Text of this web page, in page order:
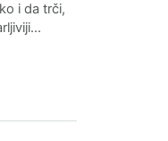
i da trči,